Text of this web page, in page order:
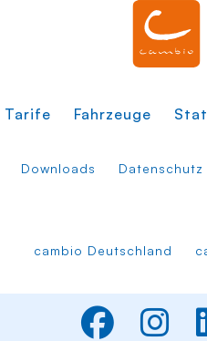
Tarife Fahrzeuge
Downloads Datenschutz
cambio Deutschland